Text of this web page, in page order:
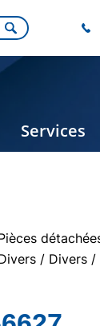
Services
/ Divers /